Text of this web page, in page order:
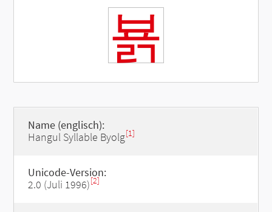
뵭
Name (englisch):
Hangul Syllable Byolg[1]
Unicode-Version:
2.0 (Juli 1996)[2]